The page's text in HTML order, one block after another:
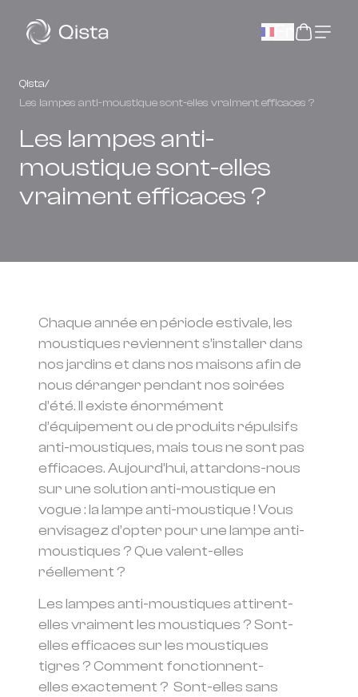
Qista/
Les lampes anti-moustique sont-elles vraiment efficaces ?
Les lampes anti-
moustique sont-elles
vraiment efficaces ?
Chaque année en période estivale, les
moustiques reviennent s’installer dans
nos jardins et dans nos maisons afin de
nous déranger pendant nos soirées
d’été. Il existe énormément
d’équipement ou de produits répulsifs
anti-moustiques, mais tous ne sont pas
efficaces. Aujourd’hui, attardons-nous
sur une solution anti-moustique en
vogue : la lampe anti-moustique ! Vous
envisagez d’opter pour une lampe anti-
moustiques ? Que valent-elles
réellement ?
Les lampes anti-moustiques attirent-
elles vraiment les moustiques ? Sont-
elles efficaces sur les moustiques
tigres ? Comment fonctionnent-
elles exactement ? Sont-elles sans